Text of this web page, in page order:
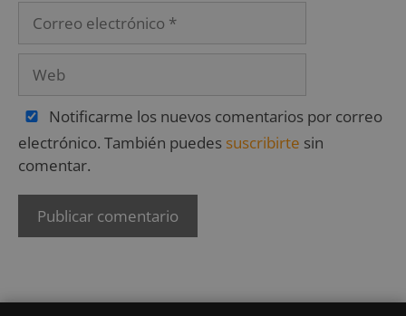
Notificarme los nuevos comentarios por correo
electrónico. También puedes suscribirte sin
comentar.